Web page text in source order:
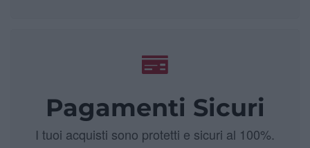
Pagamenti Sicuri
I tuoi acquisti sono protetti e sicuri al 100%.